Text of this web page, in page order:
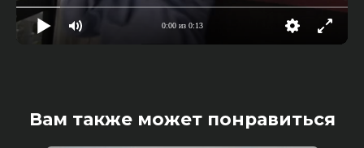
0:00 из 0:13
Вам также может понравиться